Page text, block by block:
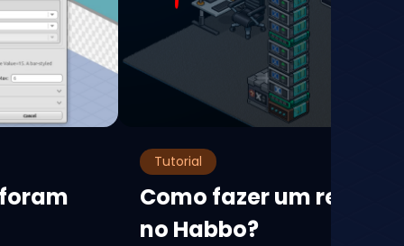
Tutorial
Como fazer um
no Habbo?